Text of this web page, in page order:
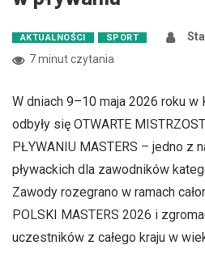
AKTUALNOŚCI SPORT
7 minut czytania
W dniach 9–10 maja 2026 roku
odbyły się OTWARTE
PŁYWANIU MASTERS – jedno z
pływackich dla zawodników
Zawody rozegrano w ramach
POLSKI MASTERS 2026 i
uczestników z całego kraju w